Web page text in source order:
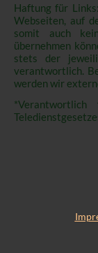
Haftung für
Webseiten, auf
somit auch
übernehmen
stets der
verantwortlich.
werden wir